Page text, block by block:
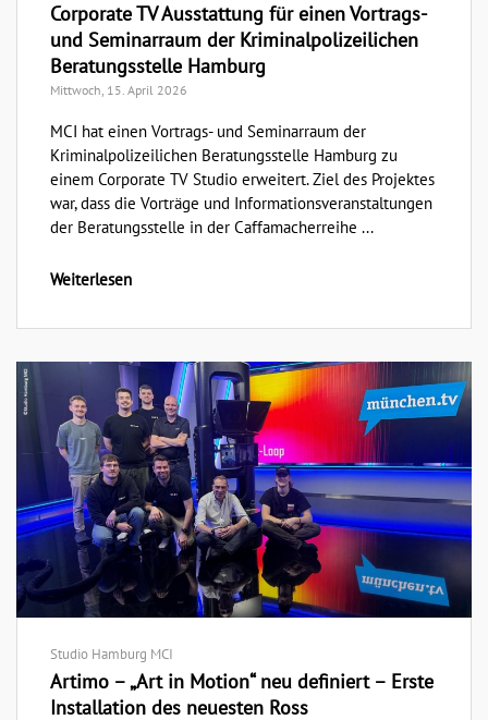
Corporate TV Ausstattung für einen Vortrags-
und Seminarraum der Kriminalpolizeilichen
Beratungsstelle Hamburg
Mittwoch, 15. April 2026
MCI hat einen Vortrags- und Seminarraum der
Kriminalpolizeilichen Beratungsstelle Hamburg zu
einem Corporate TV Studio erweitert. Ziel des Projektes
war, dass die Vorträge und Informationsveranstaltungen
der Beratungsstelle in der Caffamacherreihe ...
Weiterlesen
Studio Hamburg MCI
Artimo – „Art in Motion“ neu definiert – Erste
Installation des neuesten Ross